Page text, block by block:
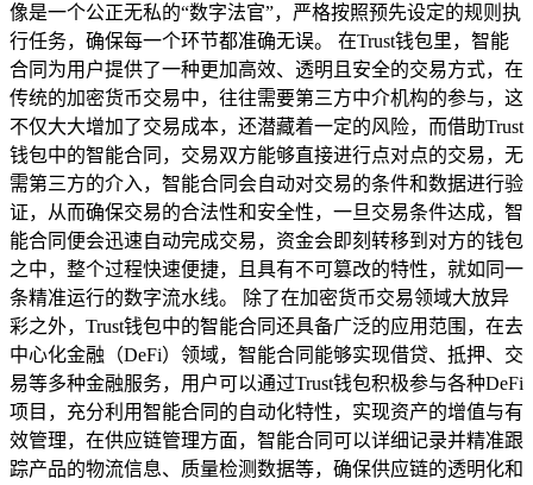
像是一个公正无私的“数字法官”，严格按照预先设定的规则执
行任务，确保每一个环节都准确无误。 在Trust钱包里，智能
合同为用户提供了一种更加高效、透明且安全的交易方式，在
传统的加密货币交易中，往往需要第三方中介机构的参与，这
不仅大大增加了交易成本，还潜藏着一定的风险，而借助Trust
钱包中的智能合同，交易双方能够直接进行点对点的交易，无
需第三方的介入，智能合同会自动对交易的条件和数据进行验
证，从而确保交易的合法性和安全性，一旦交易条件达成，智
能合同便会迅速自动完成交易，资金会即刻转移到对方的钱包
之中，整个过程快速便捷，且具有不可篡改的特性，就如同一
条精准运行的数字流水线。 除了在加密货币交易领域大放异
彩之外，Trust钱包中的智能合同还具备广泛的应用范围，在去
中心化金融（DeFi）领域，智能合同能够实现借贷、抵押、交
易等多种金融服务，用户可以通过Trust钱包积极参与各种DeFi
项目，充分利用智能合同的自动化特性，实现资产的增值与有
效管理，在供应链管理方面，智能合同可以详细记录并精准跟
踪产品的物流信息、质量检测数据等，确保供应链的透明化和